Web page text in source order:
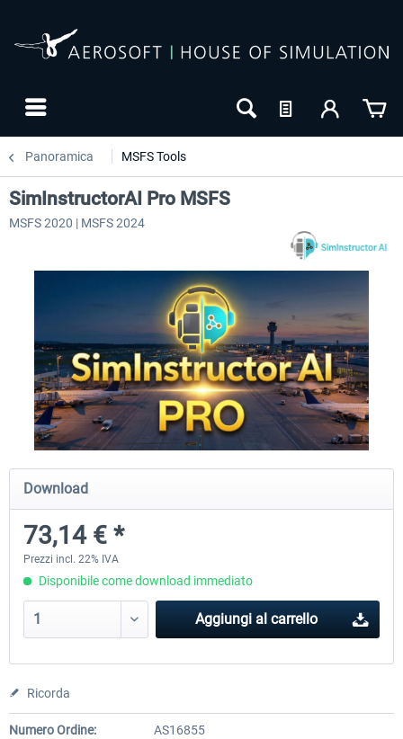
Panoramica MSFS Tools
rkApps - FSRealistic Pro MSFS
34,16 € *
Aerosoft Tool Simple
SimInstructorAI Pro MSFS
MSFS 2020 | MSFS 2024
Download
73,14 € *
Prezzi incl. 22% IVA
Disponibile come download immediato
Aggiungi al carrello
Ricorda
Numero Ordine:
AS16855